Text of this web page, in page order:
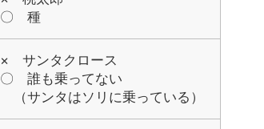
〇 種
× サンタクロース
〇 誰も乗ってない
（サンタはソリに乗っている）